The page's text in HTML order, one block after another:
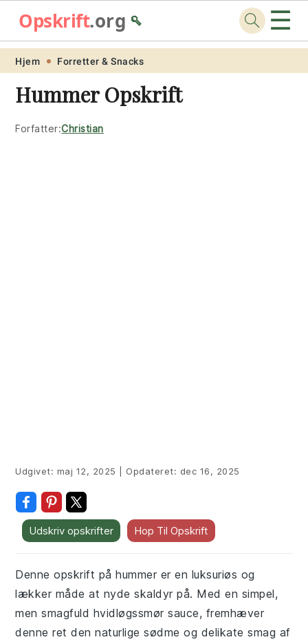
Skip
primary
navigation
Skip
main
content
Skip
primary
sidebar
Skip
footer
Opskrift.org🥄 ☰
Hjem Forretter & Snacks
Hummer Opskrift
Forfatter:Christian
Udgivet: maj 12, 2025 Opdateret: dec 16, 2025
Udskriv opskrifter Hop Til Opskrift
Denne opskrift på hummer er en luksuriøs og
lækker måde at nyde skaldyr på. Med en simpel,
men smagfuld hvidløgssmør sauce, fremhæver
denne ret den naturlige sødme og delikate smag af